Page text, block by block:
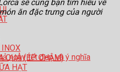
INOX
QUẢ (ÉP CHẬM)
HẠT
sẽ cùng bạn tìm hiểu về
ăn đặc trưng của người
ngày tết đẹp và ý nghĩa